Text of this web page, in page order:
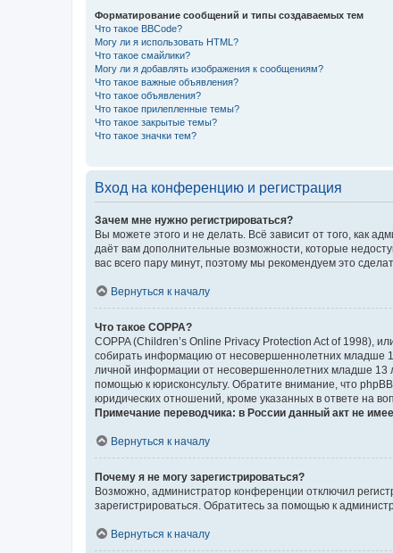
Форматирование сообщений и типы создаваемых тем
Что такое BBCode?
Могу ли я использовать HTML?
Что такое смайлики?
Могу ли я добавлять изображения к сообщениям?
Что такое важные объявления?
Что такое объявления?
Что такое прилепленные темы?
Что такое закрытые темы?
Что такое значки тем?
Вход на конференцию и регистрация
Зачем мне нужно регистрироваться?
Вы можете этого и не делать. Всё зависит от того, как
даёт вам дополнительные возможности, которые
вас всего пару минут, поэтому мы рекомендуем это
Вернуться к началу
Что такое COPPA?
COPPA (Children’s Online Privacy Protection Act of 1998),
собирать информацию от несовершеннолетних младше
личной информации от несовершеннолетних младше 13
помощью к юрисконсульту. Обратите внимание, что
юридических отношений, кроме указанных в ответе на
Примечание переводчика: в России данный акт не
Вернуться к началу
Почему я не могу зарегистрироваться?
Возможно, администратор конференции отключил
зарегистрироваться. Обратитесь за помощью к
Вернуться к началу